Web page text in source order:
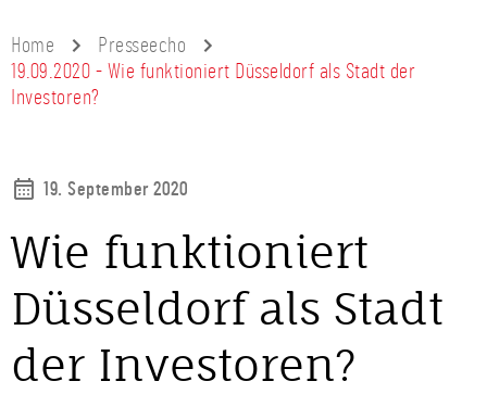
Home
Presseecho
19.09.2020 - Wie funktioniert Düsseldorf als Stadt der
Investoren?
19. September 2020
Wie funktioniert
Düsseldorf als Stadt
der Investoren?